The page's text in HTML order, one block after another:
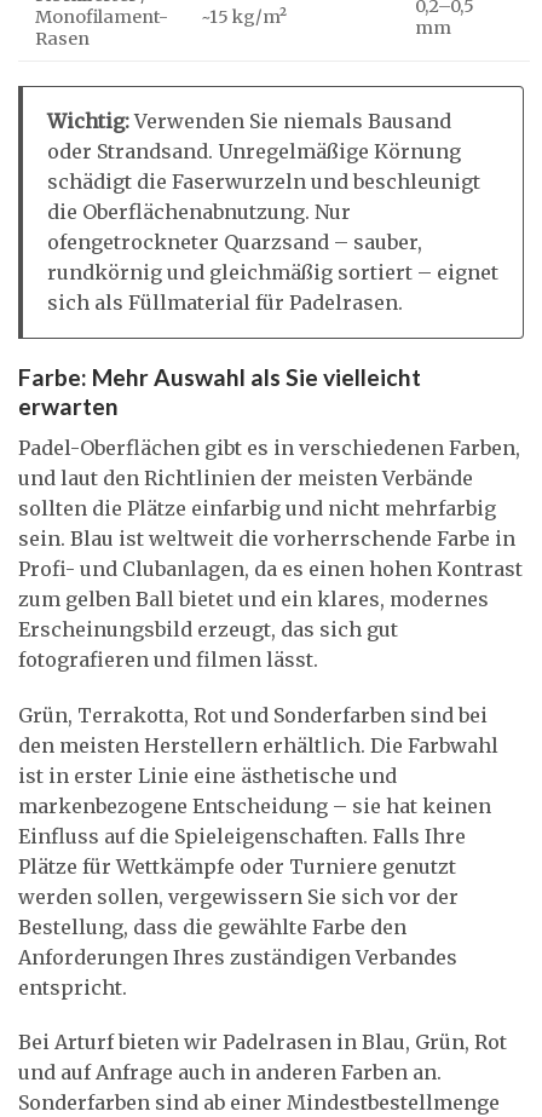
Monofilament-
Rasen
~15 kg/m²
0,2–0,5
mm
Wichtig:Verwenden Sie niemals Bausand
oder Strandsand. Unregelmäßige Körnung
schädigt die Faserwurzeln und beschleunigt
die Oberflächenabnutzung. Nur
ofengetrockneter Quarzsand – sauber,
rundkörnig und gleichmäßig sortiert – eignet
sich als Füllmaterial für Padelrasen.
Farbe: Mehr Auswahl als Sie vielleicht
erwarten
Padel-Oberflächen gibt es in verschiedenen Farben,
und laut den Richtlinien der meisten Verbände
sollten die Plätze einfarbig und nicht mehrfarbig
sein. Blau ist weltweit die vorherrschende Farbe in
Profi- und Clubanlagen, da es einen hohen Kontrast
zum gelben Ball bietet und ein klares, modernes
Erscheinungsbild erzeugt, das sich gut
fotografieren und filmen lässt.
Grün, Terrakotta, Rot und Sonderfarben sind bei
den meisten Herstellern erhältlich. Die Farbwahl
ist in erster Linie eine ästhetische und
markenbezogene Entscheidung – sie hat keinen
Einfluss auf die Spieleigenschaften. Falls Ihre
Plätze für Wettkämpfe oder Turniere genutzt
werden sollen, vergewissern Sie sich vor der
Bestellung, dass die gewählte Farbe den
Anforderungen Ihres zuständigen Verbandes
entspricht.
Bei Arturf bieten wir Padelrasen in Blau, Grün, Rot
und auf Anfrage auch in anderen Farben an.
Sonderfarben sind ab einer Mindestbestellmenge